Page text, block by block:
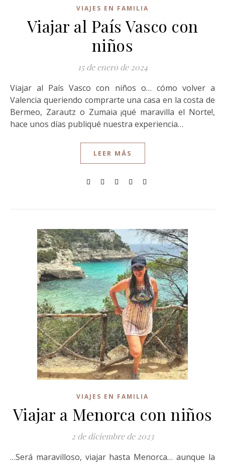
VIAJES EN FAMILIA
Viajar al País Vasco con
niños
15 de enero de 2024
Viajar al País Vasco con niños o… cómo volver a
Valencia queriendo comprarte una casa en la costa de
Bermeo, Zarautz o Zumaia ¡qué maravilla el Norte!,
hace unos días publiqué nuestra experiencia…
LEER MÁS
VIAJES EN FAMILIA
Viajar a Menorca con niños
2 de diciembre de 2023
…Será maravilloso, viajar hasta Menorca… aunque la